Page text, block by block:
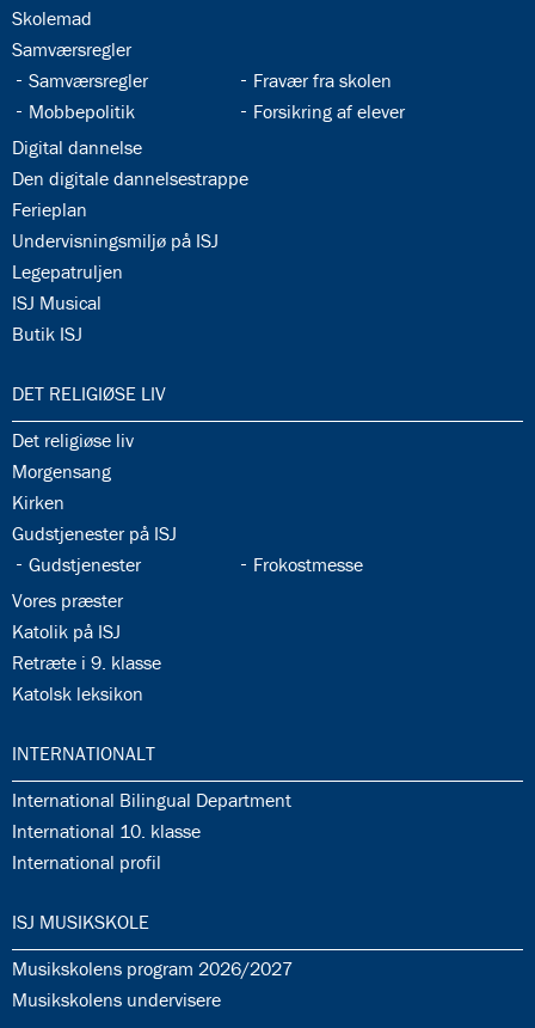
34.5:
Skolemad
34.6:
Samværsregler
34.7:
Samværsregler 34.8:
Fravær fra skolen
34.9:
Mobbepolitik 34.10:
Forsikring af elever
34.11:
Digital dannelse
34.12:
Den digitale dannelsestrappe
34.13:
Ferieplan
34.14:
Undervisningsmiljø på ISJ
34.15:
Legepatruljen
34.16:
ISJ Musical
34.17:
Butik ISJ
35.0:
DET RELIGIØSE LIV
35.1:
Det religiøse liv
35.2:
Morgensang
35.3:
Kirken
35.4:
Gudstjenester på ISJ
35.5:
Gudstjenester 35.6:
Frokostmesse
35.7:
Vores præster
35.8:
Katolik på ISJ
35.9:
Retræte i 9. klasse
35.10:
Katolsk leksikon
36.0:
INTERNATIONALT
36.1:
International Bilingual Department
36.2:
International 10. klasse
36.3:
International profil
37.0:
ISJ MUSIKSKOLE
37.1:
Musikskolens program 2026/2027
37.2:
Musikskolens undervisere